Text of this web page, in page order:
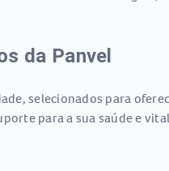
da Panvel
selecionados para
para a sua saúde e